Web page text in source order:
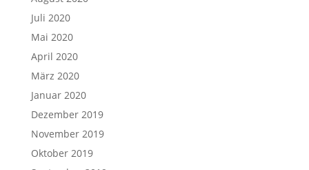
Juli 2020
Mai 2020
April 2020
März 2020
Januar 2020
Dezember 2019
November 2019
Oktober 2019